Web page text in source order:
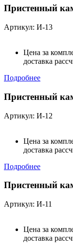
Пристенный
Артикул: И-13
Цена за
доставка
Подробнее
Пристенный
Артикул: И-12
Цена за
доставка
Подробнее
Пристенный
Артикул: И-11
Цена за
доставка